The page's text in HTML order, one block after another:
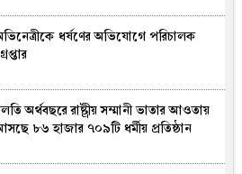
ধর্ষণের অভিযোগে পরিচালক
অর্থবছরে রাষ্ট্রীয় সম্মানী ভাতার আওতায়
৮৬ হাজার ৭০৯টি ধর্মীয় প্রতিষ্ঠান